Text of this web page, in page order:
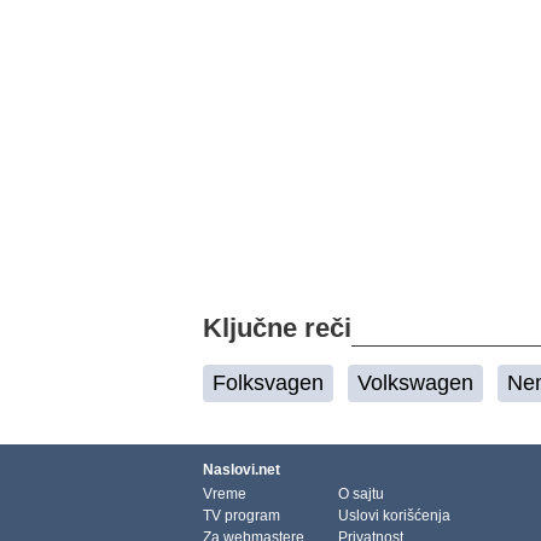
Ključne reči
Folksvagen Volkswagen
Naslovi.net
Vreme
TV program
Za webmastere
O sajtu
Uslovi korišćenja
Privatnost